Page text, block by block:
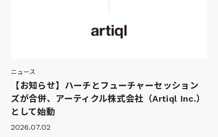
ニュース
【お知らせ】ハーチとフューチャーセッション
ズが合併、アーティクル株式会社（Artiql Inc.）
として始動
2026.07.02